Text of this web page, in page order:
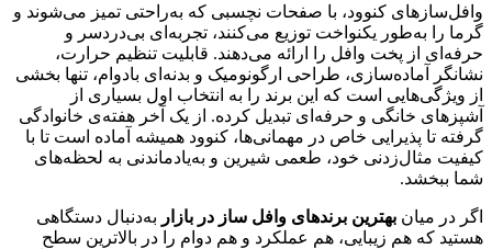
وافل‌سازهای کنوود، با صفحات نچسبی که به‌راحتی تمیز می‌شوند و
گرما را به‌طور یکنواخت توزیع می‌کنند، تجربه‌ای بی‌دردسر و
حرفه‌ای از پخت وافل را ارائه می‌دهند. قابلیت تنظیم حرارت،
نشانگر آماده‌سازی، طراحی ارگونومیک و بدنه‌ای بادوام، تنها بخشی
از ویژگی‌هایی است که این برند را به انتخاب اول بسیاری از
آشپزهای خانگی و حرفه‌ای تبدیل کرده. از یک آخر هفته‌ی خانوادگی
گرفته تا پذیرایی خاص در مهمانی‌ها، کنوود همیشه آماده است تا با
کیفیت مثال‌زدنی خود، طعمی شیرین و به‌یادماندنی به لحظه‌های
شما ببخشد.
اگر در میان بهترین برندهای وافل ساز در بازار به‌دنبال دستگاهی
هستید که هم زیبایی، هم عملکرد و هم دوام را در بالاترین سطح